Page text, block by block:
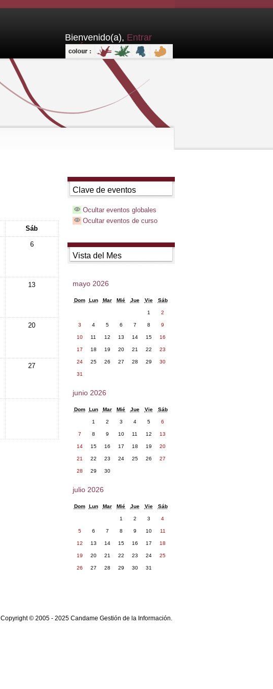
Bienvenido(a), Entrar
aquí
Sáb
6
13
20
27
Clave de eventos
Ocultar eventos globales
Ocultar eventos de curso
Vista del Mes
mayo 2026
Dom Lun Mar Mié Jue Vie Sáb
1 2
3 4 5 6 7 8 9
10 11 12 13 14 15 16
17 18 19 20 21 22 23
24 25 26 27 28 29 30
31
junio 2026
Dom Lun Mar Mié Jue Vie Sáb
1 2 3 4 5 6
7 8 9 10 11 12 13
14 15 16 17 18 19 20
21 22 23 24 25 26 27
28 29 30
julio 2026
Dom Lun Mar Mié Jue Vie Sáb
1 2 3 4
5 6 7 8 9 10 11
12 13 14 15 16 17 18
19 20 21 22 23 24 25
26 27 28 29 30 31
Copyright © 2005 - 2025 Candame Gestión de la Información.